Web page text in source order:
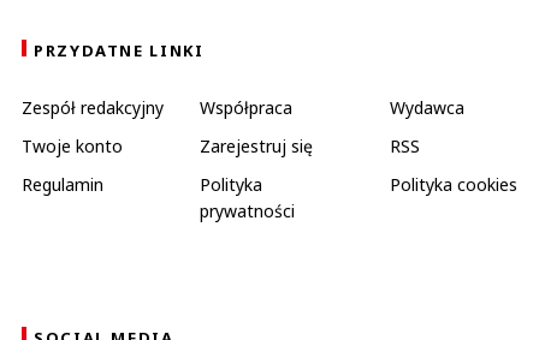
PRZYDATNE LINKI
Zespół redakcyjny Współpraca
Wydawca
Twoje konto
Zarejestruj się
RSS
Regulamin
Polityka
prywatności
Polityka cookies